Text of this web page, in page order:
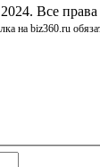
Все
на biz360.ru